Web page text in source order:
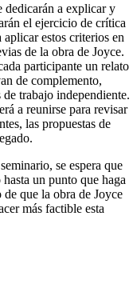
dedicarán a explicar y
el ejercicio de crítica
estos criterios en
de la obra de Joyce.
participante un relato
de complemento,
de trabajo independiente.
a reunirse para revisar
las propuestas de
se espera que
un punto que haga
que la obra de Joyce
más factible esta